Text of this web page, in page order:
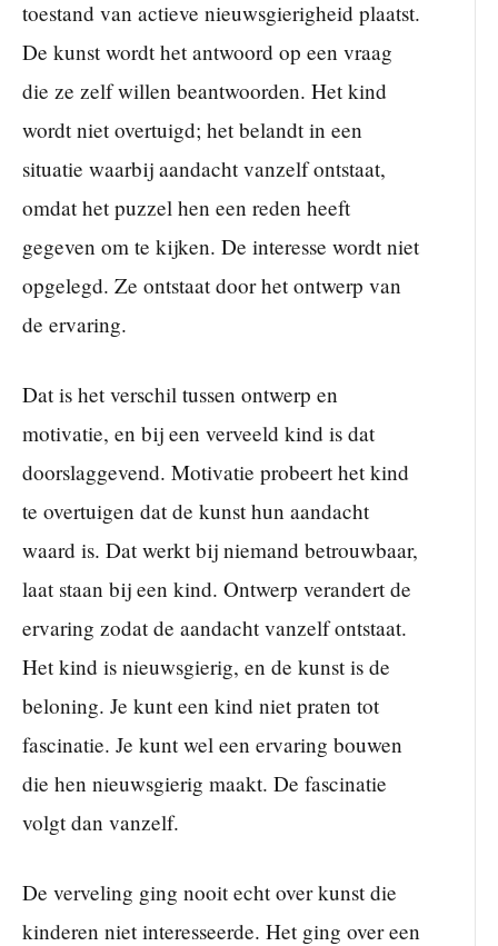
toestand van actieve nieuwsgierigheid plaatst.
De kunst wordt het antwoord op een vraag
die ze zelf willen beantwoorden. Het kind
wordt niet overtuigd; het belandt in een
situatie waarbij aandacht vanzelf ontstaat,
omdat het puzzel hen een reden heeft
gegeven om te kijken. De interesse wordt niet
opgelegd. Ze ontstaat door het ontwerp van
de ervaring.
Dat is het verschil tussen ontwerp en
motivatie, en bij een verveeld kind is dat
doorslaggevend. Motivatie probeert het kind
te overtuigen dat de kunst hun aandacht
waard is. Dat werkt bij niemand betrouwbaar,
laat staan bij een kind. Ontwerp verandert de
ervaring zodat de aandacht vanzelf ontstaat.
Het kind is nieuwsgierig, en de kunst is de
beloning. Je kunt een kind niet praten tot
fascinatie. Je kunt wel een ervaring bouwen
die hen nieuwsgierig maakt. De fascinatie
volgt dan vanzelf.
De verveling ging nooit echt over kunst die
kinderen niet interesseerde. Het ging over een